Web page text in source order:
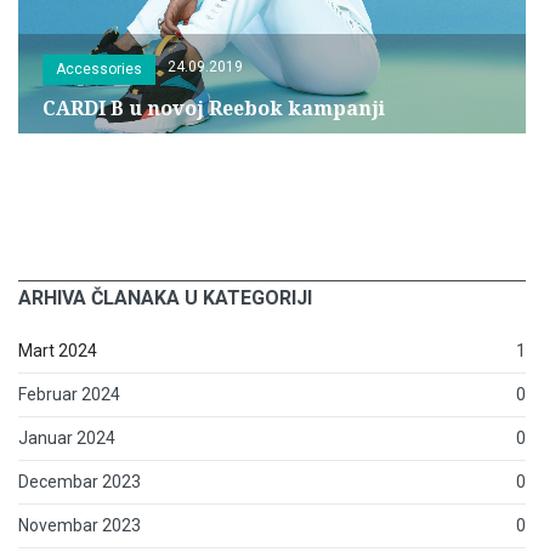
Accessories 24.09.2019
CARDI B u novoj Reebok kampanji
ARHIVA ČLANAKA U KATEGORIJI
Mart 2024 1
Februar 2024 0
Januar 2024 0
Decembar 2023 0
Novembar 2023 0